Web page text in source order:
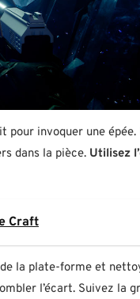
invoquer une épée.
dans la pièce. Utilisez
Craft
la plate-forme et
l’écart. Suivez la